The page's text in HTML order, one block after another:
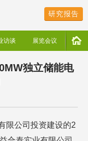
研究报告
访谈 展览会议
独立储能电
限公司投资建设的2